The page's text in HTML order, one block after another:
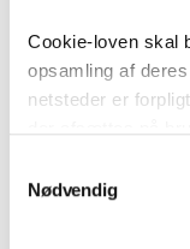
Cookie-loven skal
opsamling af
netsteder er
til information og
oplysninger i
af et EU-direktiv
Nødvendig
Alle artikler Politik